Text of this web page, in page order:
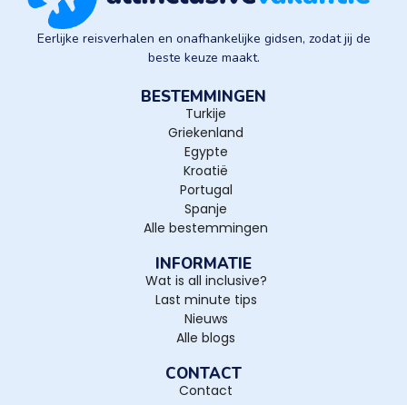
Eerlijke reisverhalen en onafhankelijke gidsen, zodat jij de
beste keuze maakt.
BESTEMMINGEN
Turkije
Griekenland
Egypte
Kroatië
Portugal
Spanje
Alle bestemmingen
INFORMATIE
Wat is all inclusive?
Last minute tips
Nieuws
Alle blogs
CONTACT
Contact